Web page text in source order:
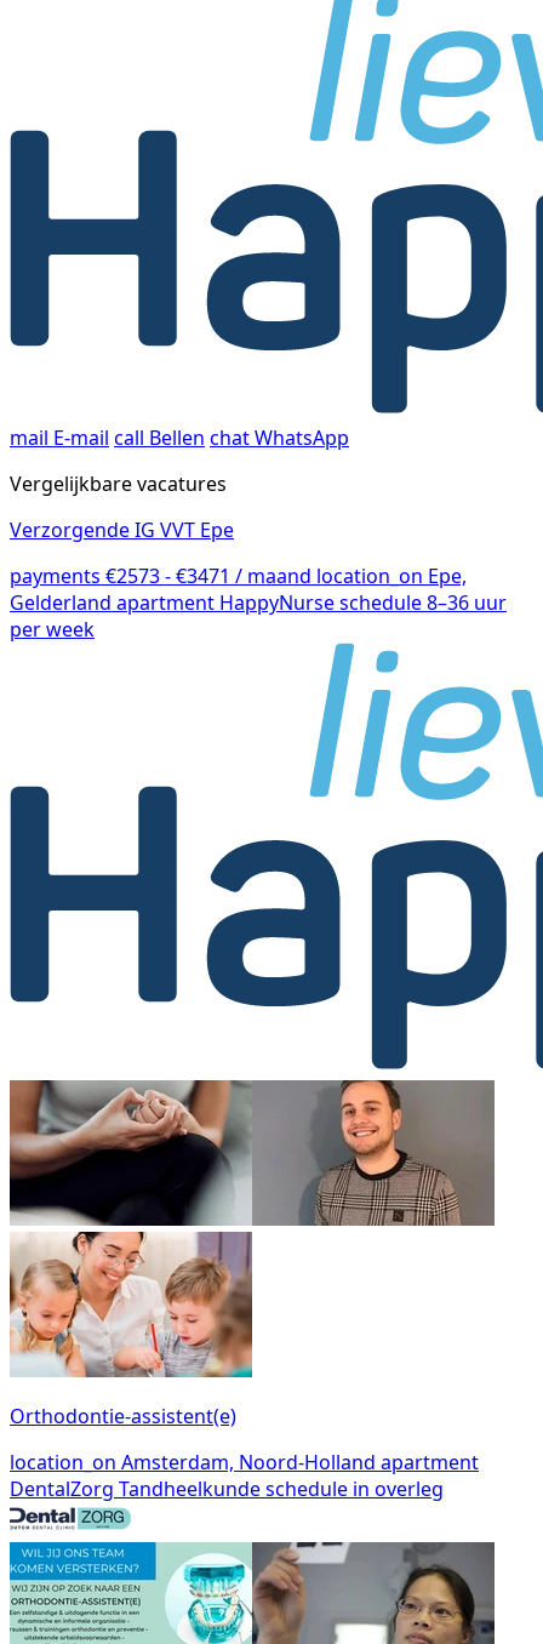
mail E-mail call Bellen chatWhatsApp
Vergelijkbare vacatures
Verzorgende IG VVT Epe
payments €2573 - €3471 / maand location_on Epe,
Gelderland apartment HappyNurseschedule8–36 uur
per week
Orthodontie-assistent(e)
location_on Amsterdam, Noord-Holland apartment
DentalZorg Tandheelkundeschedule in overleg